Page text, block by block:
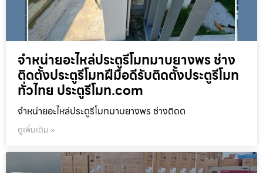
จำหน่ายอะไหล่ประตูรีโมทมาบยางพร ช่าง
ติดตั้งประตูรีโมทฝีมือดีรับติดตั้งประตูรีโมท
ทั่วไทย ประตูรีโมท.com
จำหน่ายอะไหล่ประตูรีโมทมาบยางพร ช่างติดต
ดูเพิ่มเติม »